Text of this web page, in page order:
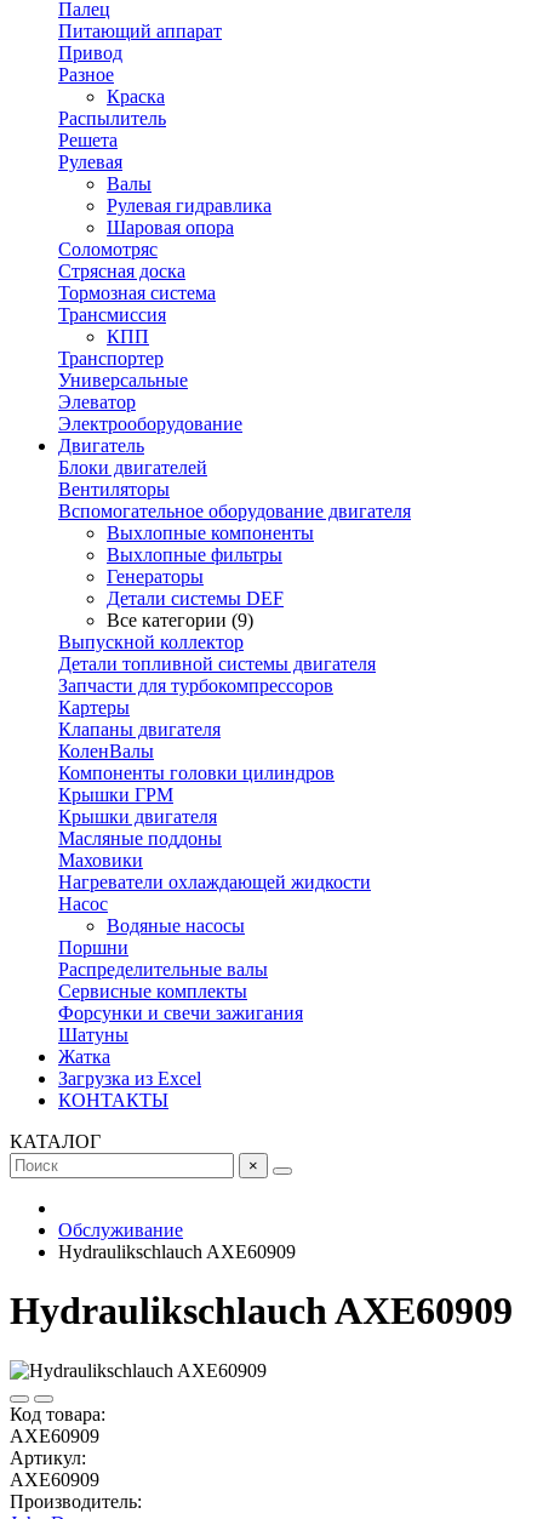
Палец
Питающий аппарат
Привод
Разное
Краска
Распылитель
Решета
Рулевая
Валы
Рулевая гидравлика
Шаровая опора
Соломотряс
Стрясная доска
Тормозная система
Трансмиссия
КПП
Транспортер
Универсальные
Элеватор
Электрооборудование
Двигатель
Блоки двигателей
Вентиляторы
Вспомогательное оборудование двигателя
Выхлопные компоненты
Выхлопные фильтры
Генераторы
Детали системы DEF
Все категории (9)
Выпускной коллектор
Детали топливной системы двигателя
Запчасти для турбокомпрессоров
Картеры
Клапаны двигателя
КоленВалы
Компоненты головки цилиндров
Крышки ГРМ
Крышки двигателя
Масляные поддоны
Маховики
Нагреватели охлаждающей жидкости
Насос
Водяные насосы
Поршни
Распределительные валы
Сервисные комплекты
Форсунки и свечи зажигания
Шатуны
Жатка
Загрузка из Excel
КОНТАКТЫ
КАТАЛОГ
×
Обслуживание
Hydraulikschlauch AXE60909
Hydraulikschlauch AXE60909
Код товара:
AXE60909
Артикул:
AXE60909
Производитель: